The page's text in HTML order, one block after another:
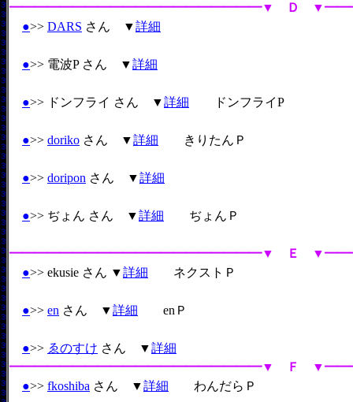
━━━━━━━━━━━━━━━━━━━━▼ Ｄ
●>> DARS さん ▼詳細
●>> 電波P さん ▼詳細
●>> ドンフライ さん ▼詳細 ドンフライP
●>> doriko さん ▼詳細 きりたんＰ
●>> doripon さん ▼詳細
●>> ぢょん さん ▼詳細 ぢょんＰ
━━━━━━━━━━━━━━━━━━━━▼ Ｅ
●>> ekusie さん ▼詳細 ネクストＰ
●>> en さん ▼詳細 enＰ
●>> ゑのすけ さん ▼詳細
━━━━━━━━━━━━━━━━━━━━▼ Ｆ
●>> fkoshiba さん ▼詳細 わんだらＰ